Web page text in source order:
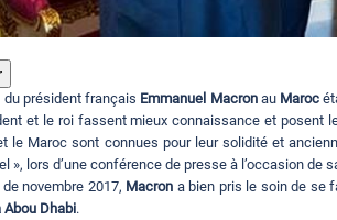
du président français Emmanuel Macronau Maroc
et le roi fassent mieux connaissance et posent
le Maroc sont connues pour leur solidité et
», lors d’une conférence de presse à l’occasion de
novembre 2017, Macron a bien pris le soin de se
Abou Dhabi.